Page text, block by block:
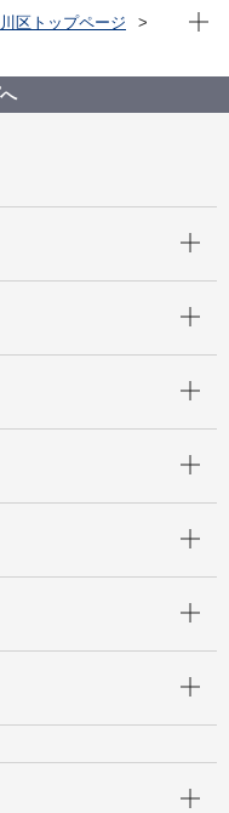
区トップページ
えん）
現在